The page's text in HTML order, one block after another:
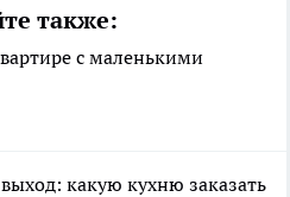
также:
с маленькими
какую кухню заказать